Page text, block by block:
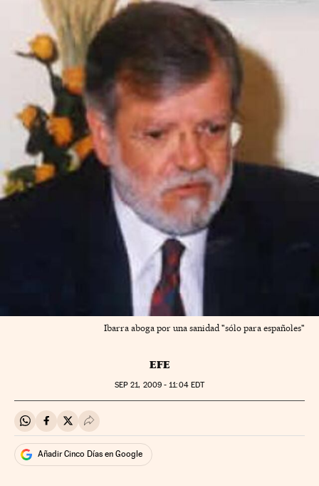
Ibarra aboga por una sanidad "sólo para españoles"
EFE
SEP 21, 2009 - 11:04EDT
Compartir en Whatsapp
Compartir en Facebook
Compartir en Twitter
Desplegar Redes Sociales
Añadir Cinco Días en Google